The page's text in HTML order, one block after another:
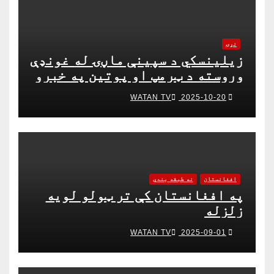
نړۍ
زیلینسکي د سپینې ماڼۍ له غونډې
وروسته د ټرمپ او پوتین په خبرو
اترو کې د ګډون لپاره چمتو دی
2025-10-20
WATAN TV
افغانستان نه طبقه بندي
په افغانستان کې تر ټولو لویه
زلزله
2025-09-01
WATAN TV